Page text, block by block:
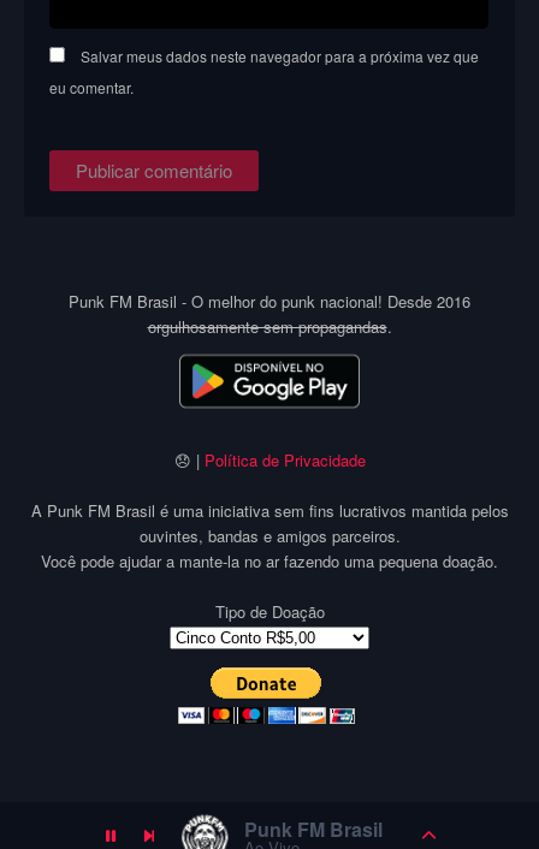
Salvar meus dados neste navegador para a próxima vez que
eu comentar.
Punk FM Brasil - O melhor do punk nacional! Desde 2016
orgulhosamente sem propagandas.
😞 | Política de Privacidade
A Punk FM Brasil é uma iniciativa sem fins lucrativos mantida pelos
ouvintes, bandas e amigos parceiros.
Você pode ajudar a mante-la no ar fazendo uma pequena doação.
Tipo de Doação
Punk FM Brasil